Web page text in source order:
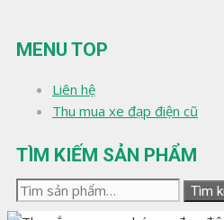
đến
nội
MENU TOP
Liên hệ
Thu mua xe đạp điện cũ
TÌM KIẾM SẢN PHẨM
Tìm
kiếm:
Tìm